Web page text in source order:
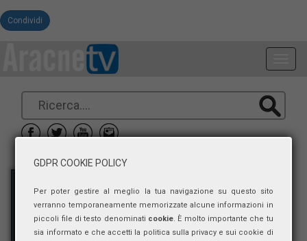
Condividi
GDPR COOKIE POLICY
Per poter gestire al meglio la tua navigazione su questo sito
verranno temporaneamente memorizzate alcune informazioni in
piccoli file di testo denominati cookie. È molto importante che tu
sia informato e che accetti la politica sulla privacy e sui cookie di